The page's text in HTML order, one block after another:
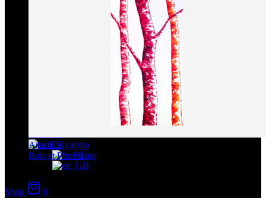
Bois et Porcelaine
Champs d’Orages
Forêt Intemporelle
Saveurs des Chefs
Shop 0
Añadir al carrito
Bois et Porcelaine